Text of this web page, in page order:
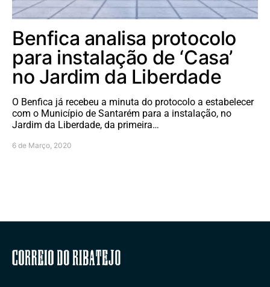
Benfica analisa protocolo
para instalação de ‘Casa’
no Jardim da Liberdade
O Benfica já recebeu a minuta do protocolo a estabelecer
com o Município de Santarém para a instalação, no
Jardim da Liberdade, da primeira…
6 de Março, 2020
Correio do Ribatejo